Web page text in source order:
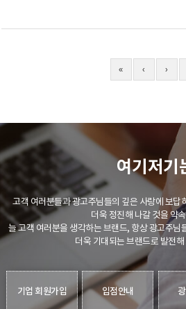
« ‹ ›
여기저기
고객 여러분들과 광고주님들의 깊은 사랑에 보답
더욱 정진해 나갈 것을 약
늘 고객 여러분을 생각하는 브랜드, 항상 광고주님
더욱 기대되는 브랜드로 발전
기업 회원가입 입점안내